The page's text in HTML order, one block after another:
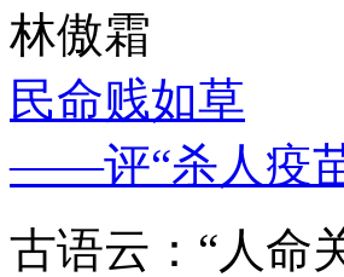
林傲霜
民命贱如草
——评“杀人疫
古语云：“人命